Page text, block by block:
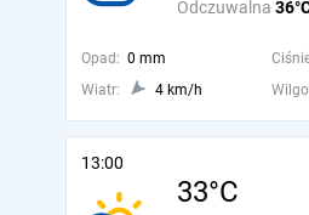
Odczuwalna
Opad: 0 mm
Wiatr:
4 km/h
13:00
33°C